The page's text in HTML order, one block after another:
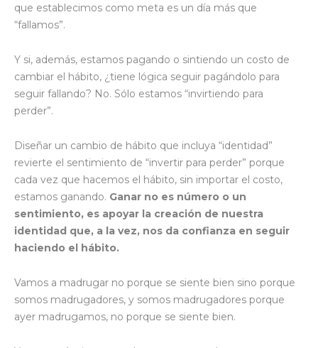
que establecimos como meta es un día más que
“fallamos”.
Y si, además, estamos pagando o sintiendo un costo de
cambiar el hábito, ¿tiene lógica seguir pagándolo para
seguir fallando? No. Sólo estamos “invirtiendo para
perder”.
Diseñar un cambio de hábito que incluya “identidad”
revierte el sentimiento de “invertir para perder” porque
cada vez que hacemos el hábito, sin importar el costo,
estamos ganando. Ganar no es número o un
sentimiento, es apoyar la creación de nuestra
identidad que, a la vez, nos da confianza en seguir
haciendo el hábito.
Vamos a madrugar no porque se siente bien sino porque
somos madrugadores, y somos madrugadores porque
ayer madrugamos, no porque se siente bien.